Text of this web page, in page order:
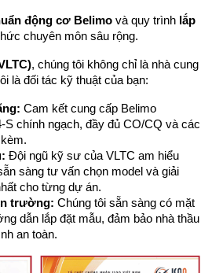
động cơ Belimo và quy trình lắp
chuyên môn sâu rộng.
, chúng tôi không chỉ là nhà cung
là đối tác kỹ thuật của bạn:
Cam kết cung cấp Belimo
S chính ngạch, đầy đủ CO/CQ và các
Đội ngũ kỹ sư của VLTC am hiểu
sàng tư vấn chọn model và giải
cho từng dự án.
trường: Chúng tôi sẵn sàng có mặt
dẫn lắp đặt mẫu, đảm bảo nhà thầu
an toàn.